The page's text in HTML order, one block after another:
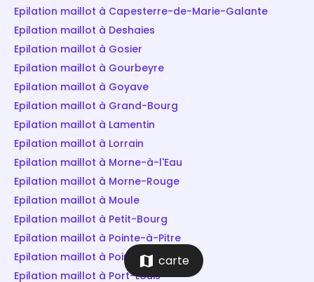
Epilation maillot à Capesterre-de-Marie-Galante
Epilation maillot à Deshaies
Epilation maillot à Gosier
Epilation maillot à Gourbeyre
Epilation maillot à Goyave
Epilation maillot à Grand-Bourg
Epilation maillot à Lamentin
Epilation maillot à Lorrain
Epilation maillot à Morne-à-l'Eau
Epilation maillot à Morne-Rouge
Epilation maillot à Moule
Epilation maillot à Petit-Bourg
Epilation maillot à Pointe-à-Pitre
Epilation maillot à Pointe-Noire
Epilation maillot à Port-Louis
map carte